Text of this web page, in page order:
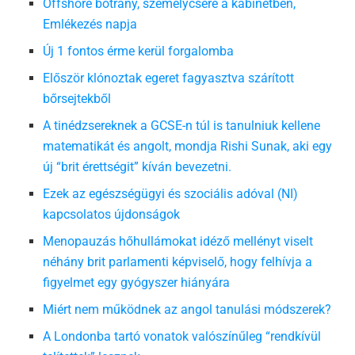
Offshore botrány, személycsere a kabinetben,
Emlékezés napja
Új 1 fontos érme kerül forgalomba
Először klónoztak egeret fagyasztva szárított
bőrsejtekből
A tinédzsereknek a GCSE-n túl is tanulniuk kellene
matematikát és angolt, mondja Rishi Sunak, aki egy
új “brit érettségit” kíván bevezetni.
Ezek az egészségügyi és szociális adóval (NI)
kapcsolatos újdonságok
Menopauzás hőhullámokat idéző mellényt viselt
néhány brit parlamenti képviselő, hogy felhívja a
figyelmet egy gyógyszer hiányára
Miért nem működnek az angol tanulási módszerek?
A Londonba tartó vonatok valószínűleg “rendkívül